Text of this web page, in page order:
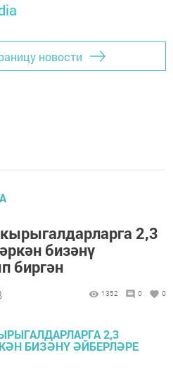
новости
2,3
бизәнү
биргән
1352 0 0